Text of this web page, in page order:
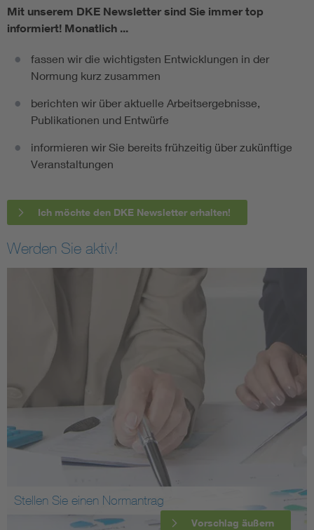
Mit unserem DKE Newsletter sind Sie immer top
informiert! Monatlich ...
fassen wir die wichtigsten Entwicklungen in der
Normung kurz zusammen
berichten wir über aktuelle Arbeitsergebnisse,
Publikationen und Entwürfe
informieren wir Sie bereits frühzeitig über zukünftige
Veranstaltungen
Ich möchte den DKE Newsletter erhalten!
Werden Sie aktiv!
Stellen Sie einen Normantrag
Vorschlag äußern